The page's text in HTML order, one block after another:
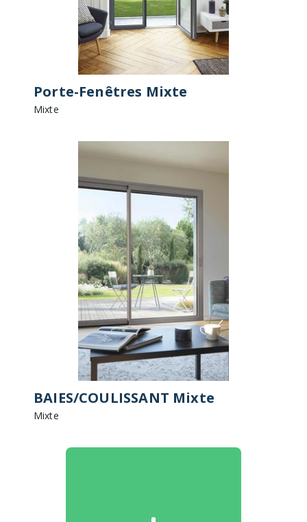
Porte-Fenêtres Mixte
Mixte
BAIES/COULISSANT Mixte
Mixte